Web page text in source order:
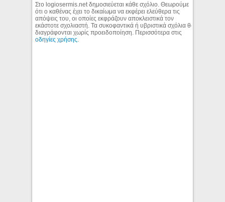
Στο logiosermis.net δημοσιεύεται κάθε σχόλιο. Θεωρούμε
ότι ο καθένας έχει το δικαίωμα να εκφέρει ελεύθερα τις
απόψεις του, οι οποίες εκφράζουν αποκλειστικά τον
εκάστοτε σχολιαστή. Τα συκοφαντικά ή υβριστικά σχόλια θα
διαγράφονται χωρίς προειδοποίηση. Περισσότερα στις
οδηγίες χρήσης